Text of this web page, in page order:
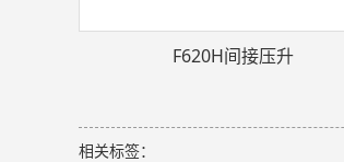
F620H间接压升
相关标签：